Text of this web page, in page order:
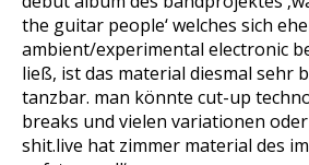
the guitar people‘ welches sich
ambient/experimental electronic
ließ, ist das material diesmal sehr
tanzbar. man könnte cut-up
breaks und vielen variationen
shit.live hat zimmer material des